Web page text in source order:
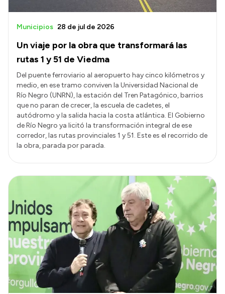
Un viaje por la obra que transformará las
rutas 1 y 51 de Viedma
Municipios 28 de jul de 2026
Del puente ferroviario al aeropuerto hay cinco kilómetros y
medio, en ese tramo conviven la Universidad Nacional de
Río Negro (UNRN), la estación del Tren Patagónico, barrios
que no paran de crecer, la escuela de cadetes, el
autódromo y la salida hacia la costa atlántica. El Gobierno
de Río Negro ya licitó la transformación integral de ese
corredor, las rutas provinciales 1 y 51. Este es el recorrido de
la obra, parada por parada.